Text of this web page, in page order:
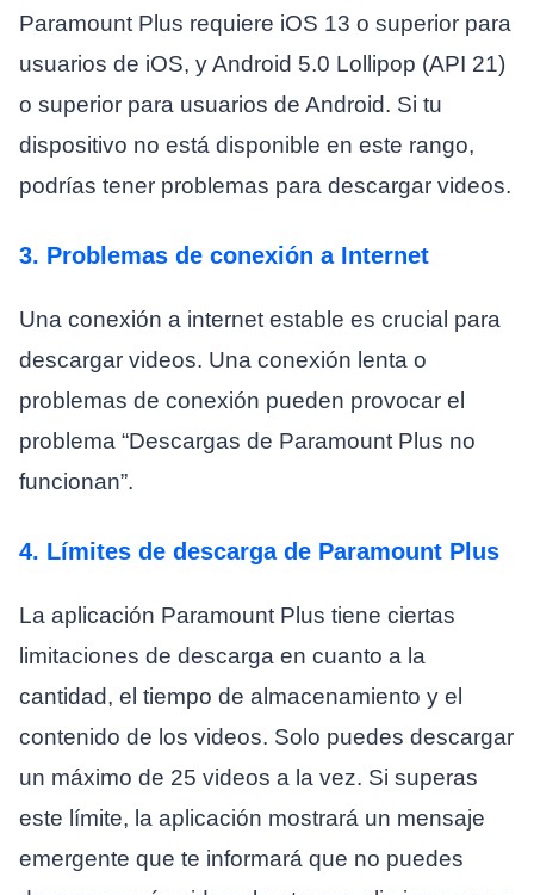
Paramount Plus requiere iOS 13 o superior para
usuarios de iOS, y Android 5.0 Lollipop (API 21)
o superior para usuarios de Android. Si tu
dispositivo no está disponible en este rango,
podrías tener problemas para descargar videos.
3. Problemas de conexión a Internet
Una conexión a internet estable es crucial para
descargar videos. Una conexión lenta o
problemas de conexión pueden provocar el
problema “Descargas de Paramount Plus no
funcionan”.
4. Límites de descarga de Paramount Plus
La aplicación Paramount Plus tiene ciertas
limitaciones de descarga en cuanto a la
cantidad, el tiempo de almacenamiento y el
contenido de los videos. Solo puedes descargar
un máximo de 25 videos a la vez. Si superas
este límite, la aplicación mostrará un mensaje
emergente que te informará que no puedes